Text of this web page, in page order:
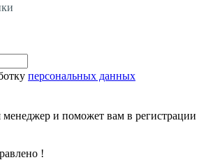
персональных данных
и поможет вам в регистрации
!